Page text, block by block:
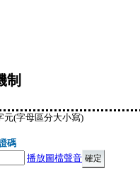
制
元(字母區分大小寫)
碼
播放圖檔聲音